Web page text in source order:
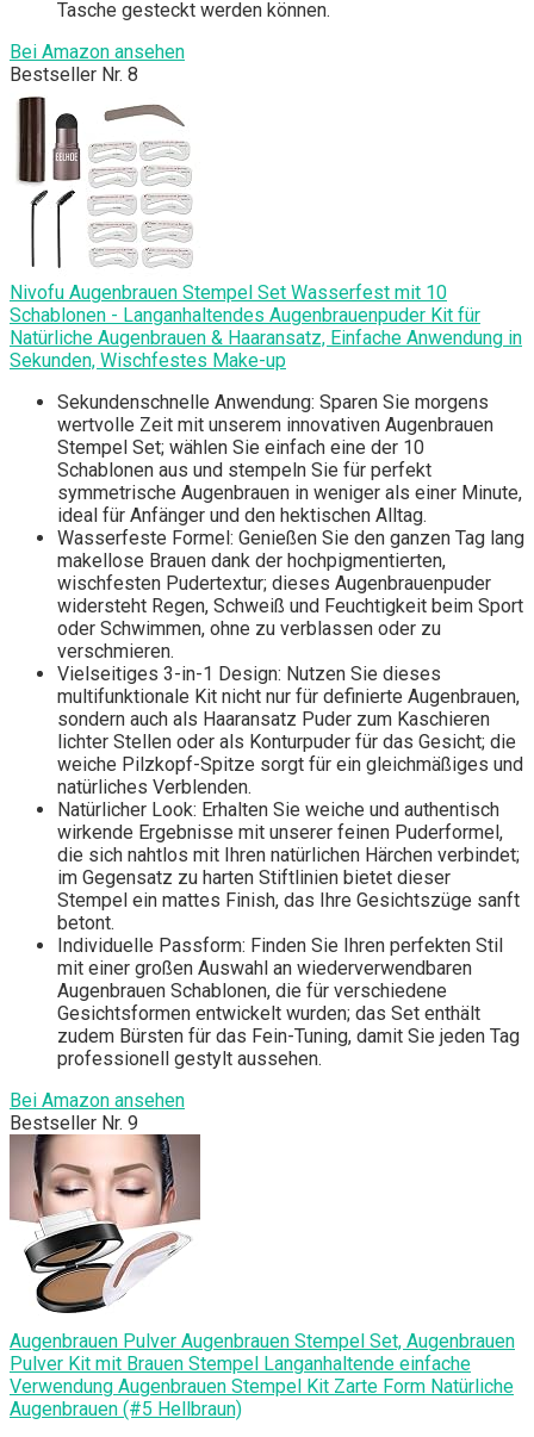
Tasche gesteckt werden können.
Bei Amazon ansehen
Bestseller Nr. 8
Nivofu Augenbrauen Stempel Set Wasserfest mit 10
Schablonen - Langanhaltendes Augenbrauenpuder Kit für
Natürliche Augenbrauen & Haaransatz, Einfache Anwendung in
Sekunden, Wischfestes Make-up
Sekundenschnelle Anwendung: Sparen Sie morgens
wertvolle Zeit mit unserem innovativen Augenbrauen
Stempel Set; wählen Sie einfach eine der 10
Schablonen aus und stempeln Sie für perfekt
symmetrische Augenbrauen in weniger als einer Minute,
ideal für Anfänger und den hektischen Alltag.
Wasserfeste Formel: Genießen Sie den ganzen Tag lang
makellose Brauen dank der hochpigmentierten,
wischfesten Pudertextur; dieses Augenbrauenpuder
widersteht Regen, Schweiß und Feuchtigkeit beim Sport
oder Schwimmen, ohne zu verblassen oder zu
verschmieren.
Vielseitiges 3-in-1 Design: Nutzen Sie dieses
multifunktionale Kit nicht nur für definierte Augenbrauen,
sondern auch als Haaransatz Puder zum Kaschieren
lichter Stellen oder als Konturpuder für das Gesicht; die
weiche Pilzkopf-Spitze sorgt für ein gleichmäßiges und
natürliches Verblenden.
Natürlicher Look: Erhalten Sie weiche und authentisch
wirkende Ergebnisse mit unserer feinen Puderformel,
die sich nahtlos mit Ihren natürlichen Härchen verbindet;
im Gegensatz zu harten Stiftlinien bietet dieser
Stempel ein mattes Finish, das Ihre Gesichtszüge sanft
betont.
Individuelle Passform: Finden Sie Ihren perfekten Stil
mit einer großen Auswahl an wiederverwendbaren
Augenbrauen Schablonen, die für verschiedene
Gesichtsformen entwickelt wurden; das Set enthält
zudem Bürsten für das Fein-Tuning, damit Sie jeden Tag
professionell gestylt aussehen.
Bei Amazon ansehen
Bestseller Nr. 9
Augenbrauen Pulver Augenbrauen Stempel Set, Augenbrauen
Pulver Kit mit Brauen Stempel Langanhaltende einfache
Verwendung Augenbrauen Stempel Kit Zarte Form Natürliche
Augenbrauen (#5 Hellbraun)